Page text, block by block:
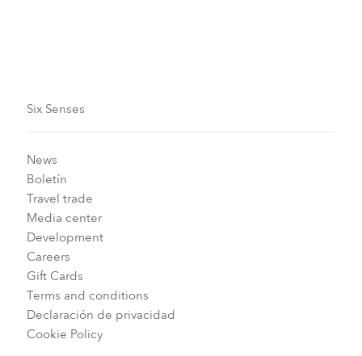
Six Senses
News
Boletín
Travel trade
Media center
Development
Careers
Gift Cards
Terms and conditions
Declaración de privacidad
Cookie Policy